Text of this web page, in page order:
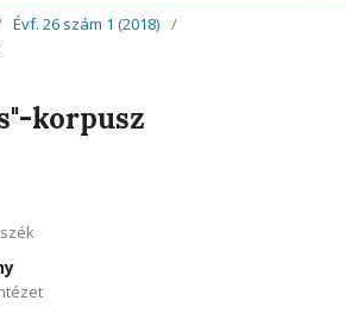
Évf. 26 szám 1 (2018) /
korpusz